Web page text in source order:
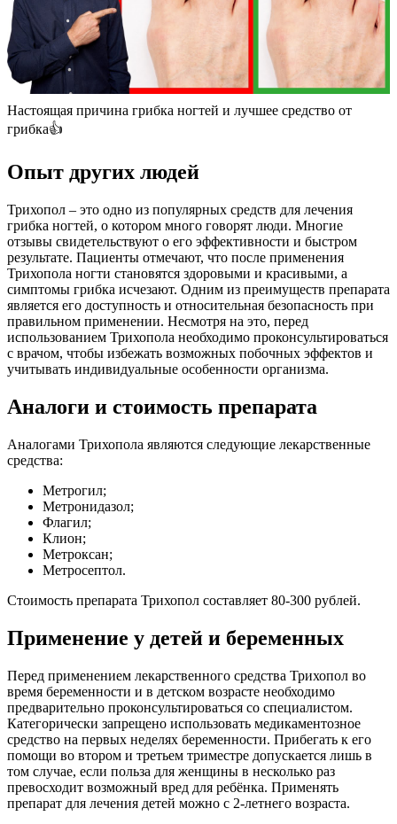
Настоящая причина грибка ногтей и лучшее средство от
грибка👍
Опыт других людей
Трихопол – это одно из популярных средств для лечения
грибка ногтей, о котором много говорят люди. Многие
отзывы свидетельствуют о его эффективности и быстром
результате. Пациенты отмечают, что после применения
Трихопола ногти становятся здоровыми и красивыми, а
симптомы грибка исчезают. Одним из преимуществ препарата
является его доступность и относительная безопасность при
правильном применении. Несмотря на это, перед
использованием Трихопола необходимо проконсультироваться
с врачом, чтобы избежать возможных побочных эффектов и
учитывать индивидуальные особенности организма.
Аналоги и стоимость препарата
Аналогами Трихопола являются следующие лекарственные
средства:
Метрогил;
Метронидазол;
Флагил;
Клион;
Метроксан;
Метросептол.
Стоимость препарата Трихопол составляет 80-300 рублей.
Применение у детей и беременных
Перед применением лекарственного средства Трихопол во
время беременности и в детском возрасте необходимо
предварительно проконсультироваться со специалистом.
Категорически запрещено использовать медикаментозное
средство на первых неделях беременности. Прибегать к его
помощи во втором и третьем триместре допускается лишь в
том случае, если польза для женщины в несколько раз
превосходит возможный вред для ребёнка. Применять
препарат для лечения детей можно с 2-летнего возраста.